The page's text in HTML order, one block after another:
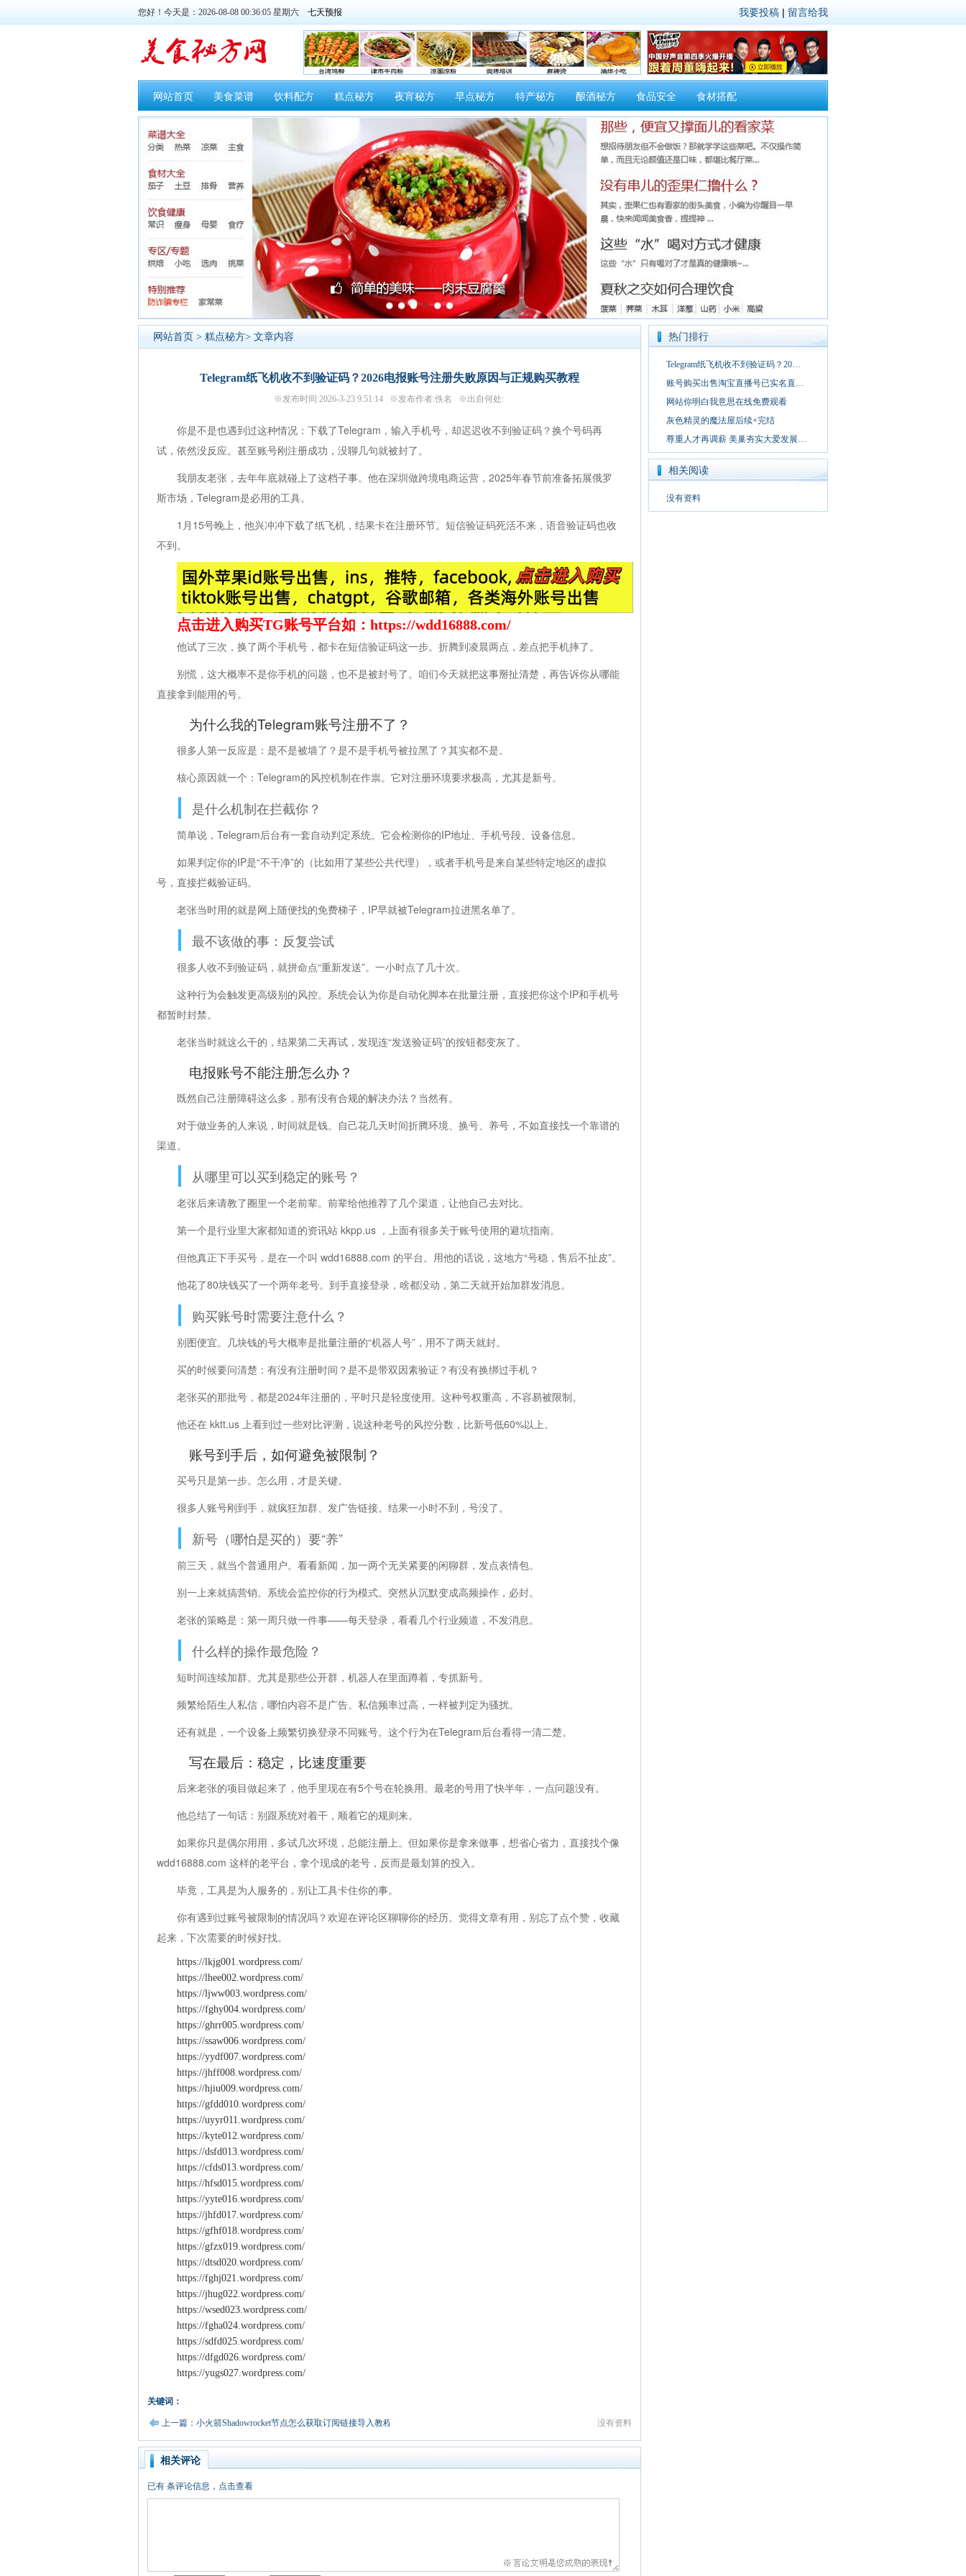
您好！今天是：2026-08-08 00:36:06 星期六 我要投稿 | 留言给我
网站首页 美食菜谱 饮料配方 糕点秘方 夜宵秘方 早点秘方 特产秘方 酿酒秘方 食品安全 食材搭配
网站首页 > 糕点秘方> 文章内容
Telegram纸飞机收不到验证码？2026电报账号注册失败原因与正规购买教程
※发布时间:2026-3-23 9:51:14 ※发布作者:佚名 ※出自何处:
你是不是也遇到过这种情况：下载了Telegram，输入手机号，却迟迟收不到验证码？换个号码再
试，依然没反应。甚至账号刚注册成功，没聊几句就被封了。
我朋友老张，去年年底就碰上了这档子事。他在深圳做跨境电商运营，2025年春节前准备拓展俄罗
斯市场，Telegram是必用的工具。
1月15号晚上，他兴冲冲下载了纸飞机，结果卡在注册环节。短信验证码死活不来，语音验证码也收
不到。
点击进入购买TG账号平台如：https://wdd16888.com/
他试了三次，换了两个手机号，都卡在短信验证码这一步。折腾到凌晨两点，差点把手机摔了。
别慌，这大概率不是你手机的问题，也不是被封号了。咱们今天就把这事掰扯清楚，再告诉你从哪能
直接拿到能用的号。
为什么我的Telegram账号注册不了？
很多人第一反应是：是不是被墙了？是不是手机号被拉黑了？其实都不是。
核心原因就一个：Telegram的风控机制在作祟。它对注册环境要求极高，尤其是新号。
是什么机制在拦截你？
简单说，Telegram后台有一套自动判定系统。它会检测你的IP地址、手机号段、设备信息。
如果判定你的IP是“不干净”的（比如用了某些公共代理），或者手机号是来自某些特定地区的虚拟
号，直接拦截验证码。
老张当时用的就是网上随便找的免费梯子，IP早就被Telegram拉进黑名单了。
最不该做的事：反复尝试
很多人收不到验证码，就拼命点“重新发送”。一小时点了几十次。
这种行为会触发更高级别的风控。系统会认为你是自动化脚本在批量注册，直接把你这个IP和手机号
都暂时封禁。
老张当时就这么干的，结果第二天再试，发现连“发送验证码”的按钮都变灰了。
电报账号不能注册怎么办？
既然自己注册障碍这么多，那有没有合规的解决办法？当然有。
对于做业务的人来说，时间就是钱。自己花几天时间折腾环境、换号、养号，不如直接找一个靠谱的
渠道。
从哪里可以买到稳定的账号？
老张后来请教了圈里一个老前辈。前辈给他推荐了几个渠道，让他自己去对比。
第一个是行业里大家都知道的资讯站 kkpp.us ，上面有很多关于账号使用的避坑指南。
但他真正下手买号，是在一个叫 wdd16888.com 的平台。用他的话说，这地方“号稳，售后不扯皮”。
他花了80块钱买了一个两年老号。到手直接登录，啥都没动，第二天就开始加群发消息。
购买账号时需要注意什么？
别图便宜。几块钱的号大概率是批量注册的“机器人号”，用不了两天就封。
买的时候要问清楚：有没有注册时间？是不是带双因素验证？有没有换绑过手机？
老张买的那批号，都是2024年注册的，平时只是轻度使用。这种号权重高，不容易被限制。
他还在 kktt.us 上看到过一些对比评测，说这种老号的风控分数，比新号低60%以上。
账号到手后，如何避免被限制？
买号只是第一步。怎么用，才是关键。
很多人账号刚到手，就疯狂加群、发广告链接。结果一小时不到，号没了。
新号（哪怕是买的）要“养”
前三天，就当个普通用户。看看新闻，加一两个无关紧要的闲聊群，发点表情包。
别一上来就搞营销。系统会监控你的行为模式。突然从沉默变成高频操作，必封。
老张的策略是：第一周只做一件事——每天登录，看看几个行业频道，不发消息。
什么样的操作最危险？
短时间连续加群。尤其是那些公开群，机器人在里面蹲着，专抓新号。
频繁给陌生人私信，哪怕内容不是广告。私信频率过高，一样被判定为骚扰。
还有就是，一个设备上频繁切换登录不同账号。这个行为在Telegram后台看得一清二楚。
写在最后：稳定，比速度重要
后来老张的项目做起来了，他手里现在有5个号在轮换用。最老的号用了快半年，一点问题没有。
他总结了一句话：别跟系统对着干，顺着它的规则来。
如果你只是偶尔用用，多试几次环境，总能注册上。但如果你是拿来做事，想省心省力，直接找个像
wdd16888.com 这样的老平台，拿个现成的老号，反而是最划算的投入。
毕竟，工具是为人服务的，别让工具卡住你的事。
你有遇到过账号被限制的情况吗？欢迎在评论区聊聊你的经历。觉得文章有用，别忘了点个赞，收藏
起来，下次需要的时候好找。
https://lkjg001.wordpress.com/
https://lhee002.wordpress.com/
https://ljww003.wordpress.com/
https://fghy004.wordpress.com/
https://ghrr005.wordpress.com/
https://ssaw006.wordpress.com/
https://yydf007.wordpress.com/
https://jhff008.wordpress.com/
https://hjiu009.wordpress.com/
https://gfdd010.wordpress.com/
https://uyyr011.wordpress.com/
https://kyte012.wordpress.com/
https://dsfd013.wordpress.com/
https://cfds013.wordpress.com/
https://hfsd015.wordpress.com/
https://yyte016.wordpress.com/
https://jhfd017.wordpress.com/
https://gfhf018.wordpress.com/
https://gfzx019.wordpress.com/
https://dtsd020.wordpress.com/
https://fghj021.wordpress.com/
https://jhug022.wordpress.com/
https://wsed023.wordpress.com/
https://fgha024.wordpress.com/
https://sdfd025.wordpress.com/
https://dfgd026.wordpress.com/
https://yugs027.wordpress.com/
关键词：
上一篇：小火箭Shadowrocket节点怎么获取订阅链接导入教程+稳定节点推荐2026 没有资料
相关评论
已有 条评论信息，点击查看
热门排行
Telegram纸飞机收不到验证码？20…
账号购买出售淘宝直播号已实名直…
网站你明白我意思在线免费观看
灰色精灵的魔法屋后续+完结
尊重人才再调薪 美巢夯实大爱发展…
相关阅读
没有资料